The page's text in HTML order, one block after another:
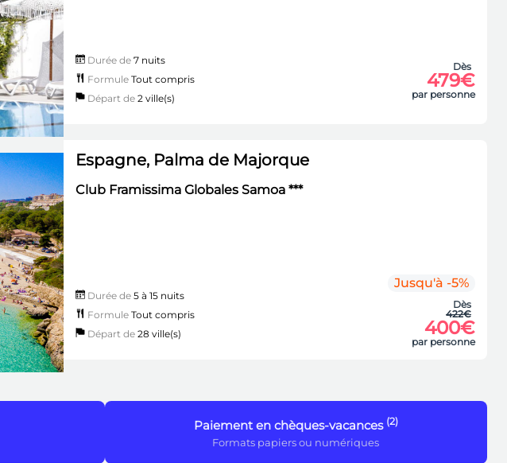
Durée de 7 nuits
Formule Tout compris
Départ de 2 ville(s)
Dès
479€
par personne
Espagne, Palma de Majorque
Club Framissima Globales Samoa ***
Durée de 5 à 15 nuits
Formule Tout compris
Départ de 28 ville(s)
Jusqu'à -5%
Dès
422€
400€
par personne
Paiement en chèques-vacances (2)
Formats papiers ou numériques